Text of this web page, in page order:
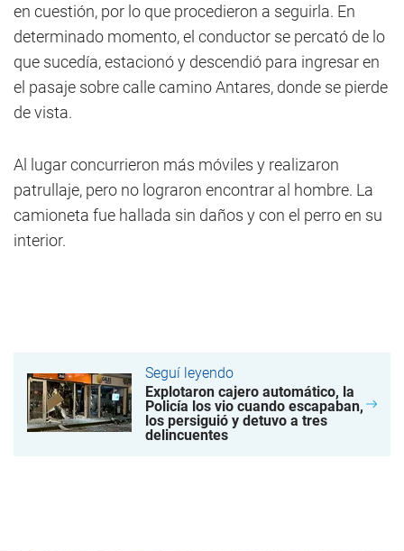
en cuestión, por lo que procedieron a seguirla. En
determinado momento, el conductor se percató de lo
que sucedía, estacionó y descendió para ingresar en
el pasaje sobre calle camino Antares, donde se pierde
de vista.
Al lugar concurrieron más móviles y realizaron
patrullaje, pero no lograron encontrar al hombre. La
camioneta fue hallada sin daños y con el perro en su
interior.
Seguí leyendo
Explotaron cajero automático, la
Policía los vio cuando escapaban,
los persiguió y detuvo a tres
delincuentes